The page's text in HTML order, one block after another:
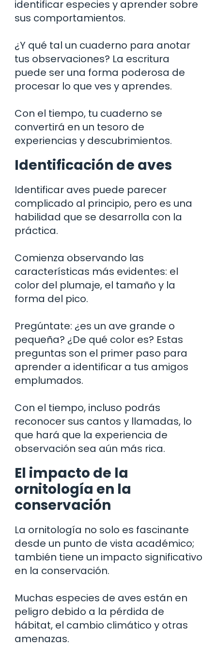
identificar especies y aprender sobre
sus comportamientos.
¿Y qué tal un cuaderno para anotar
tus observaciones? La escritura
puede ser una forma poderosa de
procesar lo que ves y aprendes.
Con el tiempo, tu cuaderno se
convertirá en un tesoro de
experiencias y descubrimientos.
Identificación de aves
Identificar aves puede parecer
complicado al principio, pero es una
habilidad que se desarrolla con la
práctica.
Comienza observando las
características más evidentes: el
color del plumaje, el tamaño y la
forma del pico.
Pregúntate: ¿es un ave grande o
pequeña? ¿De qué color es? Estas
preguntas son el primer paso para
aprender a identificar a tus amigos
emplumados.
Con el tiempo, incluso podrás
reconocer sus cantos y llamadas, lo
que hará que la experiencia de
observación sea aún más rica.
El impacto de la
ornitología en la
conservación
La ornitología no solo es fascinante
desde un punto de vista académico;
también tiene un impacto significativo
en la conservación.
Muchas especies de aves están en
peligro debido a la pérdida de
hábitat, el cambio climático y otras
amenazas.